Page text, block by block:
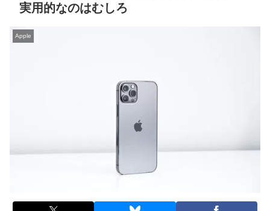
実用的なのはむしろ
Apple